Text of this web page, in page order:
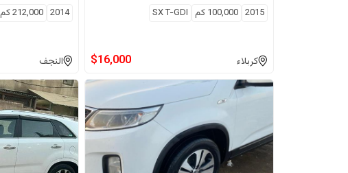
2015
100,000 كم SX T-GDI
كربلاء $16,000
2014
212,000كم
النجف